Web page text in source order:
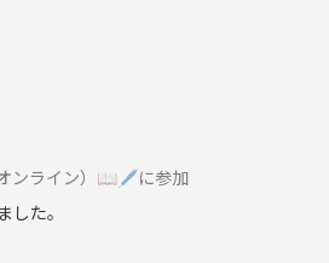
ンライン）📖🖊に参加
た。